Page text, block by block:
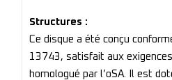
Structures :
Ce disque a été conçu
13743, satisfait aux
homologué par l’oSA. Il est